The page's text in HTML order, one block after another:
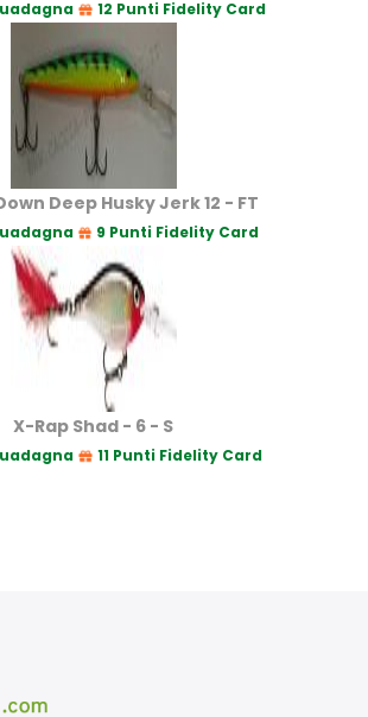
12 Punti Fidelity Card
Deep Husky Jerk 12 - FT
9 Punti Fidelity Card
X-Rap Shad - 6 - S
11 Punti Fidelity Card